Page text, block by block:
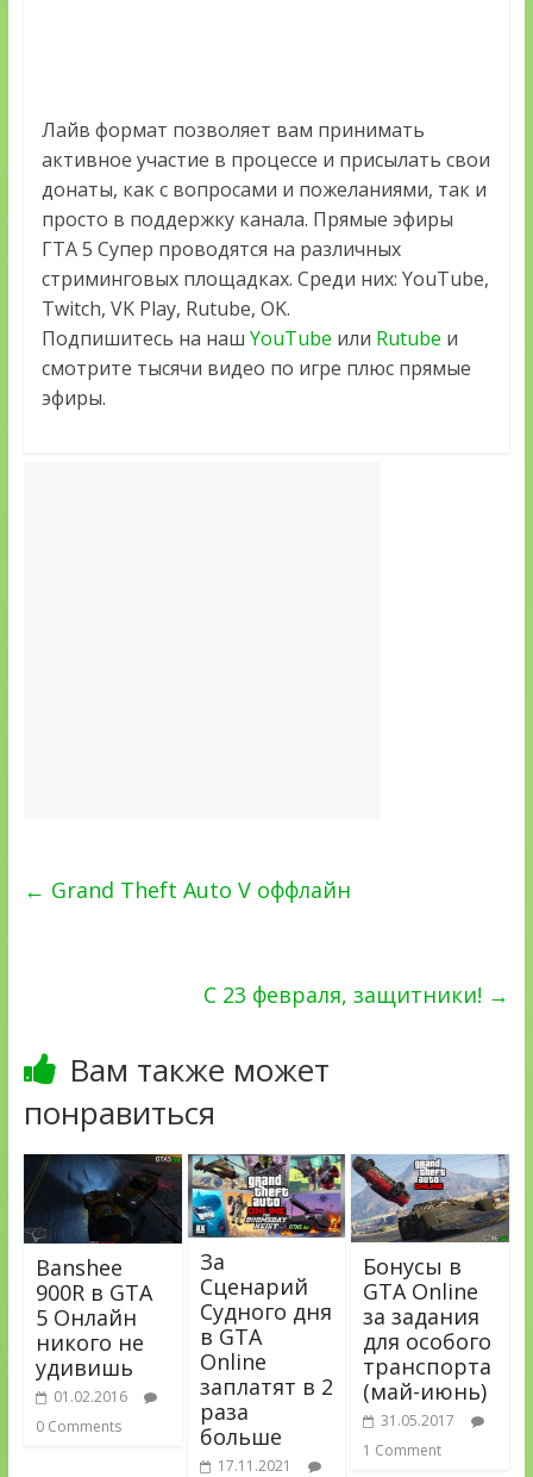
Лайв формат позволяет вам принимать
активное участие в процессе и присылать свои
донаты, как с вопросами и пожеланиями, так и
просто в поддержку канала. Прямые эфиры
ГТА 5 Супер проводятся на различных
стриминговых площадках. Среди них: YouTube,
Twitch, VK Play, Rutube, OK.
Подпишитесь на наш YouTube или Rutube и
смотрите тысячи видео по игре плюс прямые
эфиры.
← Grand Theft Auto V оффлайн
C 23 февраля, защитники! →
Вам также может
понравиться
Banshee
900R в GTA
5 Онлайн
никого не
удивишь
01.02.2016
0 Comments
За
Сценарий
Судного дня
в GTA
Online
заплатят в 2
раза
больше
17.11.2021
Бонусы в
GTA Online
за задания
для особого
транспорта
(май-июнь)
31.05.2017
1 Comment